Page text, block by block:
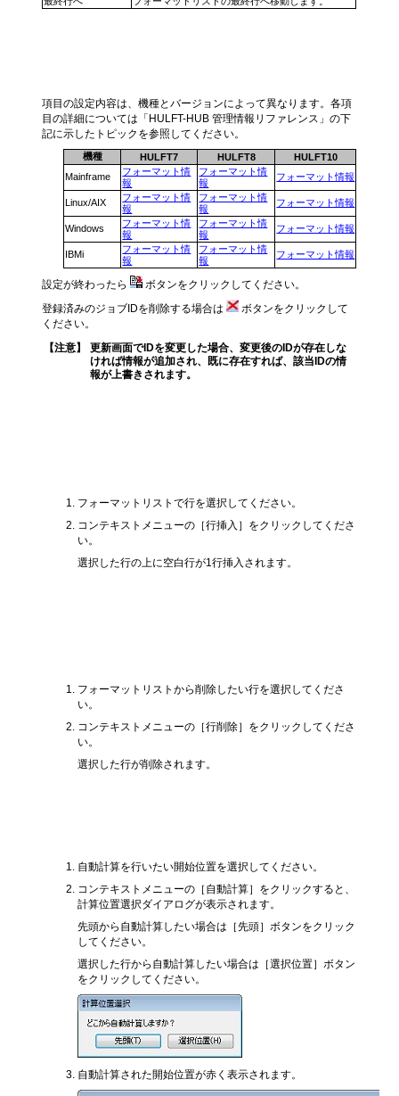
項目の設定内容は、機種とバージョンによって異なります。各項
目の詳細については「HULFT-HUB 管理情報リファレンス」の下
記に示したトピックを参照してください。
機種 HULFT7 HULFT8
HULFT10
Mainframe
フォーマット情
報
フォーマット情
報
フォーマット情報
Linux/AIX
フォーマット情
報
フォーマット情
報
フォーマット情報
Windows
フォーマット情
報
フォーマット情
報
フォーマット情報
IBMi
フォーマット情
報
フォーマット情
報
フォーマット情報
設定が終わったら
ボタンをクリックしてください。
登録済みのジョブIDを削除する場合は
ボタンをクリックして
ください。
【注意】
更新画面でIDを変更した場合、変更後のIDが存在しな
ければ情報が追加され、既に存在すれば、該当IDの情
報が上書きされます。
フォーマットリストで行を選択してください。
コンテキストメニューの［行挿入］をクリックしてくださ
い。
選択した行の上に空白行が1行挿入されます。
フォーマットリストから削除したい行を選択してくださ
い。
コンテキストメニューの［行削除］をクリックしてくださ
い。
選択した行が削除されます。
自動計算を行いたい開始位置を選択してください。
コンテキストメニューの［自動計算］をクリックすると、
計算位置選択ダイアログが表示されます。
先頭から自動計算したい場合は［先頭］ボタンをクリック
してください。
選択した行から自動計算したい場合は［選択位置］ボタン
をクリックしてください。
自動計算された開始位置が赤く表示されます。